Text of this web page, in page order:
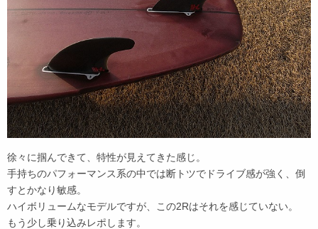
徐々に掴んできて、特性が見えてきた感じ。
手持ちのパフォーマンス系の中では断トツでドライブ感が強く、倒
すとかなり敏感。
ハイボリュームなモデルですが、この2Rはそれを感じていない。
もう少し乗り込みレポします。